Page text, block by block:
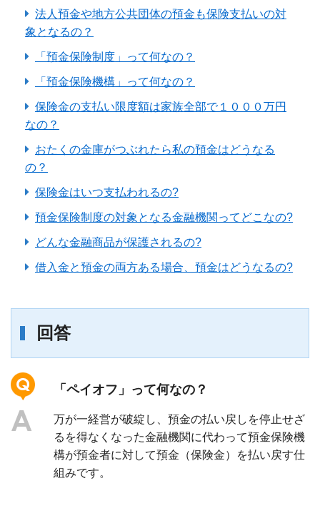
お問い合わせ
法人預金や地方公共団体の預金も保険支払いの対
象となるの？
「預金保険制度」って何なの？
「預金保険機構」って何なの？
保険金の支払い限度額は家族全部で１０００万円
なの？
おたくの金庫がつぶれたら私の預金はどうなる
の？
保険金はいつ支払われるの?
預金保険制度の対象となる金融機関ってどこなの?
どんな金融商品が保護されるの?
借入金と預金の両方ある場合、預金はどうなるの?
回答
「ペイオフ」って何なの？
万が一経営が破綻し、預金の払い戻しを停止せざ
るを得なくなった金融機関に代わって預金保険機
構が預金者に対して預金（保険金）を払い戻す仕
組みです。